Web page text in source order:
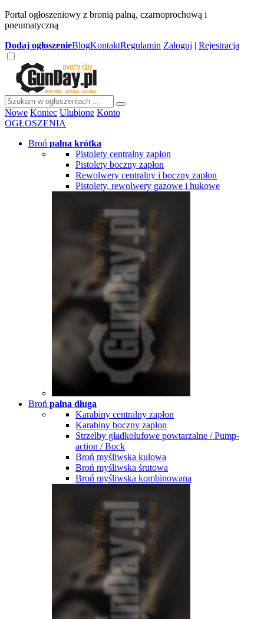
Portal ogłoszeniowy z bronią palną, czarnoprochową i
pneumatyczną
Dodaj ogłoszenieBlogKontaktRegulamin Zaloguj | Rejestracja
Nowe Koniec Ulubione Konto
OGŁOSZENIA
Broń palna krótka
Pistolety centralny zapłon
Pistolety boczny zapłon
Rewolwery centralny i boczny zapłon
Pistolety, rewolwery gazowe i hukowe
Broń palna długa
Karabiny centralny zapłon
Karabiny boczny zapłon
Strzelby gładkolufowe powtarzalne / Pump-
action / Bock
Broń myśliwska kulowa
Broń myśliwska śrutowa
Broń myśliwska kombinowana